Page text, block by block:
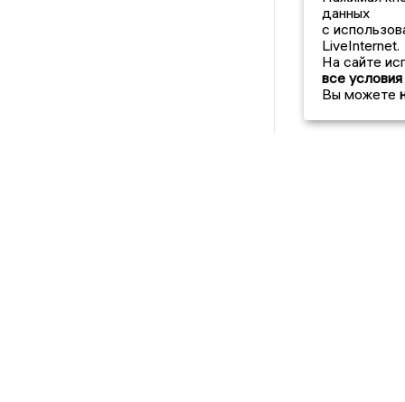
данных
с
LiveInternet.
На сайте
все
Вы можете